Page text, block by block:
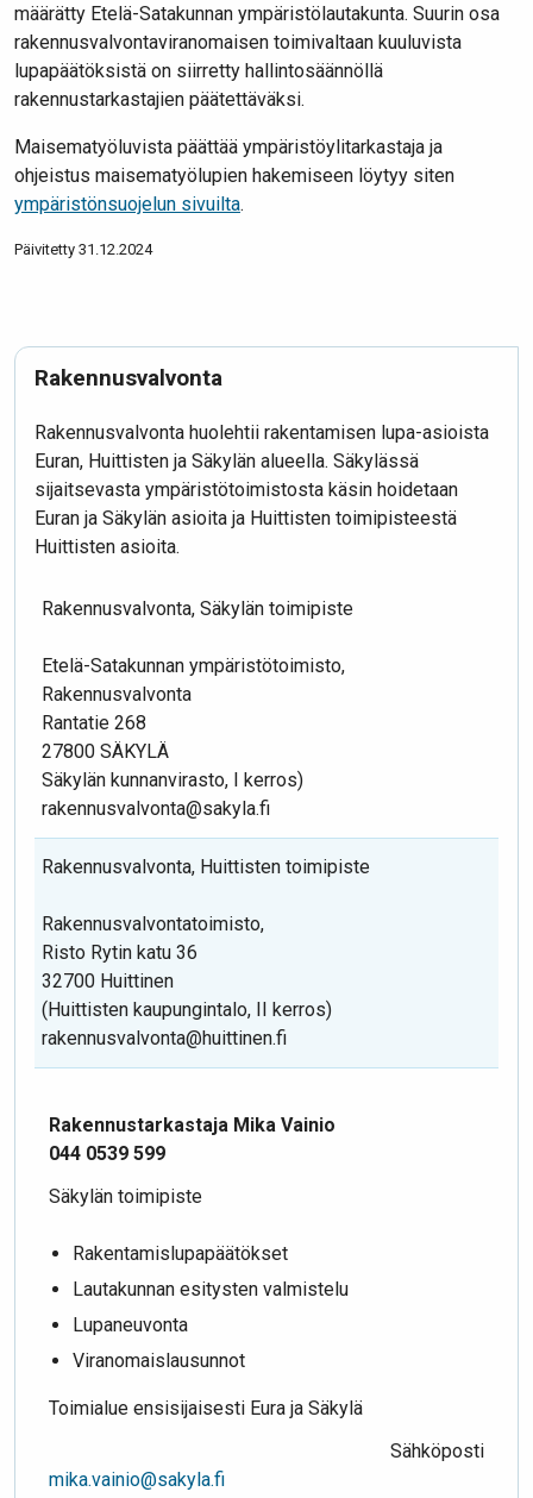
määrätty Etelä-Satakunnan ympäristölautakunta. Suurin osa
rakennusvalvontaviranomaisen toimivaltaan kuuluvista
lupapäätöksistä on siirretty hallintosäännöllä
rakennustarkastajien päätettäväksi.
Maisematyöluvista päättää ympäristöylitarkastaja ja
ohjeistus maisematyölupien hakemiseen löytyy siten
ympäristönsuojelun sivuilta.
Päivitetty 31.12.2024
Rakennusvalvonta
Rakennusvalvonta huolehtii rakentamisen lupa-asioista
Euran, Huittisten ja Säkylän alueella. Säkylässä
sijaitsevasta ympäristötoimistosta käsin hoidetaan
Euran ja Säkylän asioita ja Huittisten toimipisteestä
Huittisten asioita.
Rakennusvalvonta, Säkylän toimipiste
Etelä-Satakunnan ympäristötoimisto,
Rakennusvalvonta
Rantatie 268
27800 SÄKYLÄ
Säkylän kunnanvirasto, I kerros)
rakennusvalvonta@sakyla.fi
Rakennusvalvonta, Huittisten toimipiste
Rakennusvalvontatoimisto,
Risto Rytin katu 36
32700 Huittinen
(Huittisten kaupungintalo, II kerros)
rakennusvalvonta@huittinen.fi
Rakennustarkastaja Mika Vainio
044 0539 599
Säkylän toimipiste
Rakentamislupapäätökset
Lautakunnan esitysten valmistelu
Lupaneuvonta
Viranomaislausunnot
Toimialue ensisijaisesti Eura ja Säkylä
Sähköposti
mika.vainio@sakyla.fi